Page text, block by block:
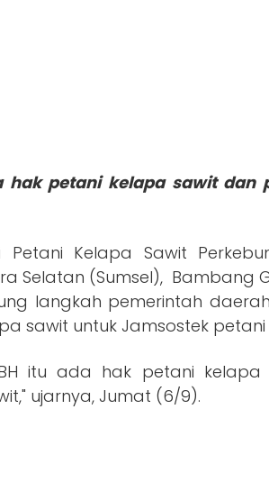
hak petani kelapa sawit dan
Petani Kelapa Sawit
Selatan (Sumsel), Bambang
langkah pemerintah
sawit untuk Jamsostek
itu ada hak petani
ujarnya, Jumat (6/9).